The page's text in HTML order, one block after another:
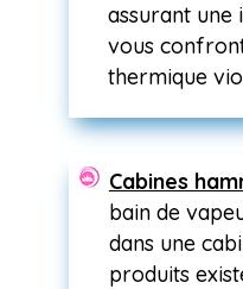
assurant une
vous
thermique
Cabines
bain de
dans une
produits